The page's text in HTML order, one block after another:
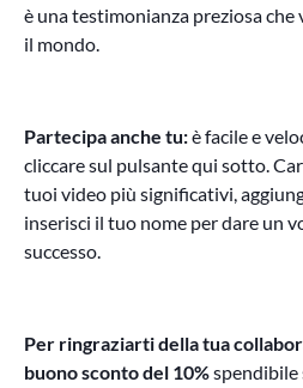
è una testimonianza preziosa
il mondo.
Partecipa anche tu:è facile e
cliccare sul pulsante qui sotto.
tuoi video più significativi,
inserisci il tuo nome per dare un
successo.
Per ringraziarti della tua
buono sconto del 10%spendibile